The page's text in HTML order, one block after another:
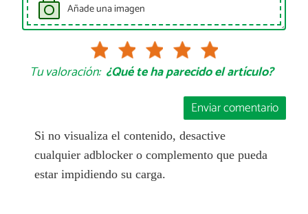
Añade una imagen
Tu valoración: ¿Qué te ha parecido el artículo?
Enviar comentario
Si no visualiza el contenido, desactive
cualquier adblocker o complemento que pueda
estar impidiendo su carga.